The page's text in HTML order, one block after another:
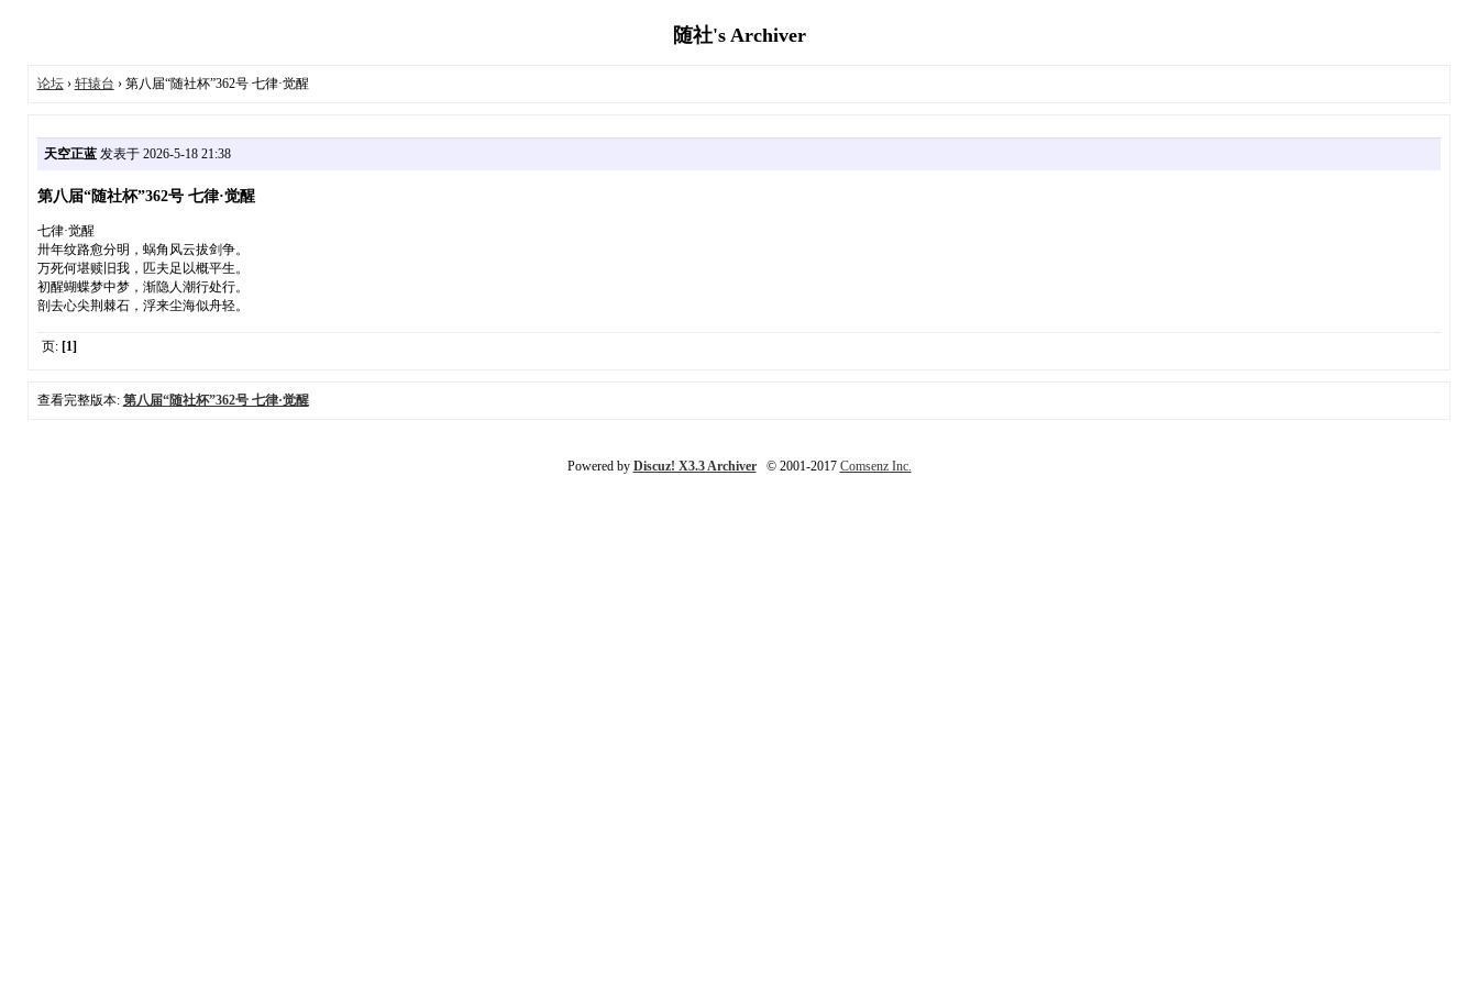
随社's Archiver
论坛› 轩辕台 › 第八届“随社杯”362号 七律·觉醒
天空正蓝发表于 2026-5-18 21:38
第八届“随社杯”362号 七律·觉醒
七律·觉醒
卅年纹路愈分明，蜗角风云拔剑争。
万死何堪赎旧我，匹夫足以概平生。
初醒蝴蝶梦中梦，渐隐人潮行处行。
剖去心尖荆棘石，浮来尘海似舟轻。
页: [1]
查看完整版本: 第八届“随社杯”362号 七律·觉醒
Powered by Discuz! X3.3 Archiver© 2001-2017 Comsenz Inc.